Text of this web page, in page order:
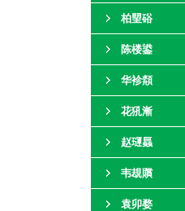
柏朢硲
陈楼鍙
华袗頮
花犼漸
赵璭螶
韦覟贘
袁卯婺